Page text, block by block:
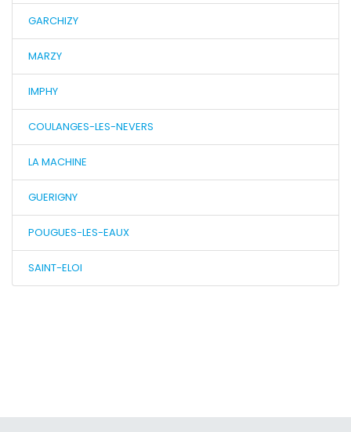
GARCHIZY
MARZY
IMPHY
COULANGES-LES-NEVERS
LA MACHINE
GUERIGNY
POUGUES-LES-EAUX
SAINT-ELOI